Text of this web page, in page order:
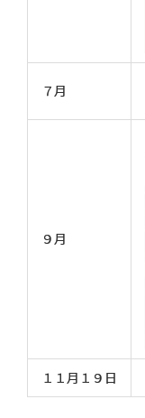
７月
９月
１１月１９日